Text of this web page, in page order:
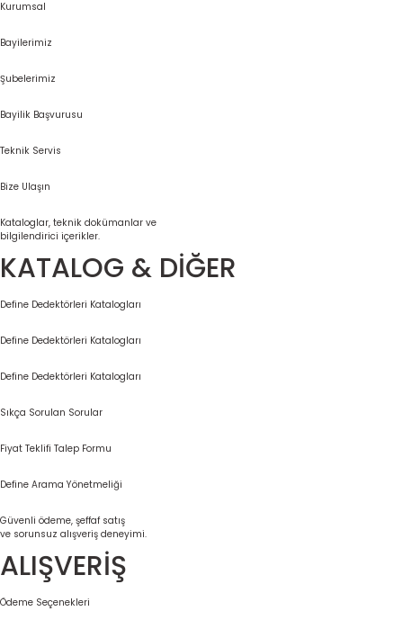
Kurumsal
Bayilerimiz
Şubelerimiz
Bayilik Başvurusu
Teknik Servis
Bize Ulaşın
Kataloglar, teknik dokümanlar ve
bilgilendirici içerikler.
KATALOG & DİĞER
Define Dedektörleri Katalogları
Define Dedektörleri Katalogları
Define Dedektörleri Katalogları
Sıkça Sorulan Sorular
Fiyat Teklifi Talep Formu
Define Arama Yönetmeliği
Güvenli ödeme, şeffaf satış
ve sorunsuz alışveriş deneyimi.
ALIŞVERİŞ
Ödeme Seçenekleri